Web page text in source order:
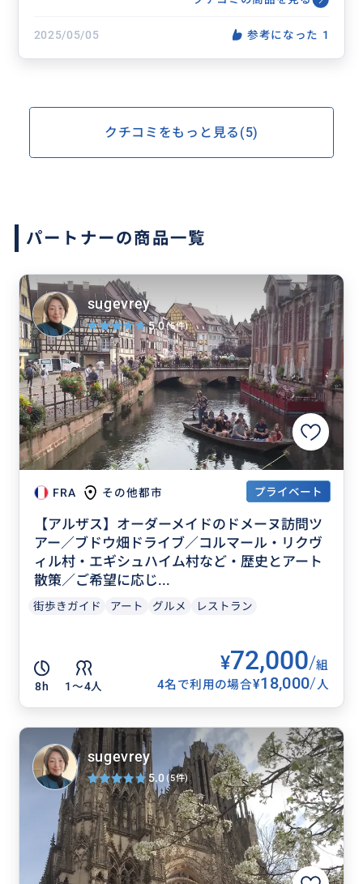
アート散策／ご希望に応じてアレン
ジ
2025/05/05 参考になった 1
クチコミをもっと見る(5)
パートナーの商品一覧
FRA その他都市 プライベート
【アルザス】オーダーメイドのドメーヌ訪問ツ
アー／ブドウ畑ドライブ／コルマール・リクヴ
ィル村・エギシュハイム村など・歴史とアート
散策／ご希望に応じ...
街歩きガイド アート グルメ レストラン
8h 1〜4人
¥72,000/組
4名で利用の場合¥18,000/人
sugevrey
5.0(5件)
sugevrey
5.0(5件)